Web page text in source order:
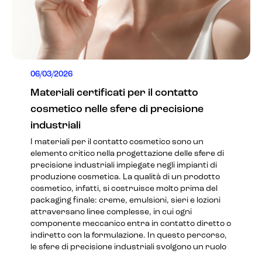
06/03/2026
Materiali certificati per il contatto
cosmetico nelle sfere di precisione
industriali
I materiali per il contatto cosmetico sono un
elemento critico nella progettazione delle sfere di
precisione industriali impiegate negli impianti di
produzione cosmetica. La qualità di un prodotto
cosmetico, infatti, si costruisce molto prima del
packaging finale: creme, emulsioni, sieri e lozioni
attraversano linee complesse, in cui ogni
componente meccanico entra in contatto diretto o
indiretto con la formulazione. In questo percorso,
le sfere di precisione industriali svolgono un ruolo